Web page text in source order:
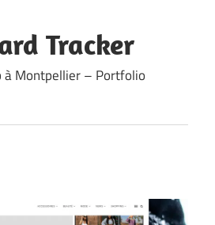
Tracker
à Montpellier – Portfolio